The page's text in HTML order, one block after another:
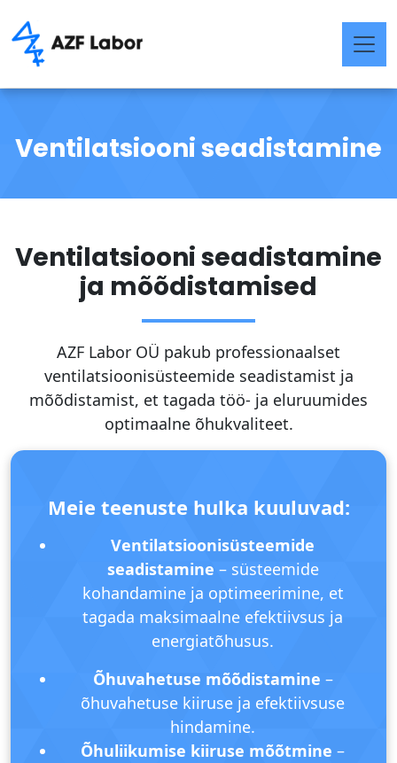
Ventilatsiooni seadistamine
Ventilatsiooni seadistamine
ja mõõdistamised
AZF Labor OÜ pakub professionaalset
ventilatsioonisüsteemide seadistamist ja
mõõdistamist, et tagada töö- ja eluruumides
optimaalne õhukvaliteet.
Meie teenuste hulka kuuluvad:
Ventilatsioonisüsteemide
seadistamine – süsteemide
kohandamine ja optimeerimine, et
tagada maksimaalne efektiivsus ja
energiatõhusus.
Õhuvahetuse mõõdistamine –
õhuvahetuse kiiruse ja efektiivsuse
hindamine.
Õhuliikumise kiiruse mõõtmine –